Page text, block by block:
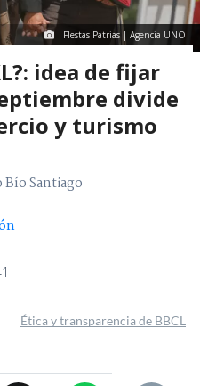
FIestas Patrias | Agencia UNO
idea de fijar
divide
y turismo
Bío Santiago
Ética y transparencia de BBCL